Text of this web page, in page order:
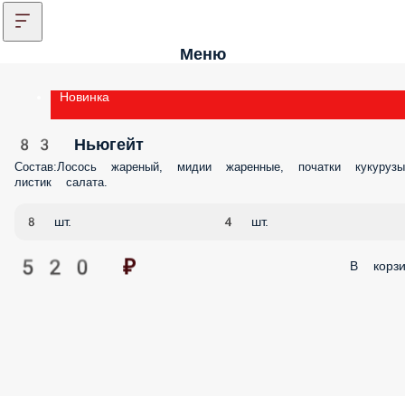
Меню
Новинка
83 Ньюгейт
Состав:Лосось жареный, мидии жаренные, початки
листик салата.
8 шт. 4 шт.
520 ₽ В